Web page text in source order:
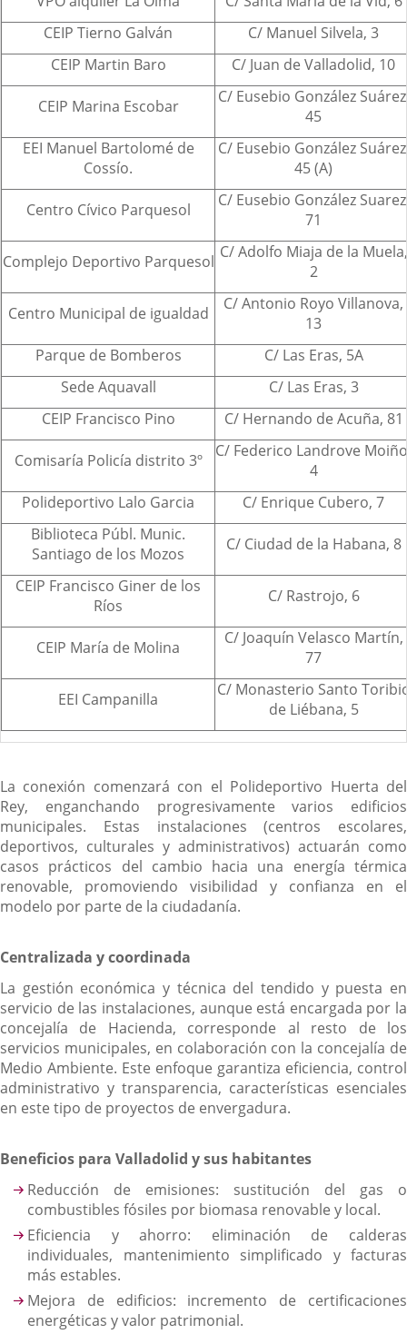
CEIP Tierno Galván
C/ Manuel Silvela, 3
CEIP Martin Baro
C/ Juan de Valladolid, 10
CEIP Marina Escobar
C/ Eusebio González
45
EEI Manuel Bartolomé de
Cossío.
C/ Eusebio González
45 (A)
Centro Cívico Parquesol
C/ Eusebio González
71
Complejo Deportivo Parquesol C/ Adolfo Miaja de la Muela,
2
Centro Municipal de igualdad
C/ Antonio Royo Villanova,
13
Parque de Bomberos
C/ Las Eras, 5A
Sede Aquavall
C/ Las Eras, 3
CEIP Francisco Pino
C/ Hernando de Acuña, 81
Comisaría Policía distrito 3º
C/ Federico Landrove
4
Polideportivo Lalo Garcia
C/ Enrique Cubero, 7
Biblioteca Públ. Munic.
Santiago de los Mozos
C/ Ciudad de la Habana, 8
CEIP Francisco Giner de los
Ríos
C/ Rastrojo, 6
CEIP María de Molina
C/ Joaquín Velasco Martín,
77
EEI Campanilla
C/ Monasterio Santo
de Liébana, 5
La conexión comenzará con el Polideportivo Huerta del
Rey, enganchando progresivamente varios edificios
municipales. Estas instalaciones (centros escolares,
deportivos, culturales y administrativos) actuarán como
casos prácticos del cambio hacia una energía térmica
renovable, promoviendo visibilidad y confianza en el
modelo por parte de la ciudadanía.
Centralizada y coordinada
La gestión económica y técnica del tendido y puesta en
servicio de las instalaciones, aunque está encargada por la
concejalía de Hacienda, corresponde al resto de los
servicios municipales, en colaboración con la concejalía de
Medio Ambiente. Este enfoque garantiza eficiencia, control
administrativo y transparencia, características esenciales
en este tipo de proyectos de envergadura.
Beneficios para Valladolid y sus habitantes
Reducción de emisiones: sustitución del gas o
combustibles fósiles por biomasa renovable y local.
Eficiencia y ahorro: eliminación de calderas
individuales, mantenimiento simplificado y facturas
más estables.
Mejora de edificios: incremento de certificaciones
energéticas y valor patrimonial.